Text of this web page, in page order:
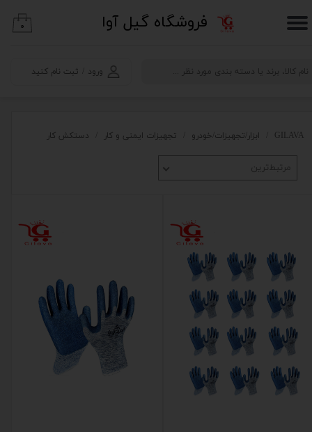
​فروشگاه گیل آوا
ورود ثبت نام کنید
حساب کاربری من
۰
GILAVA ابزار/تجهیزات/خودرو تجهیزات ایمنی و کار دستکش کار
مرتبط‌ترین